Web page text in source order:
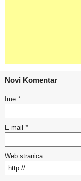
Novi Komentar
Ime *
E-mail *
Web stranica